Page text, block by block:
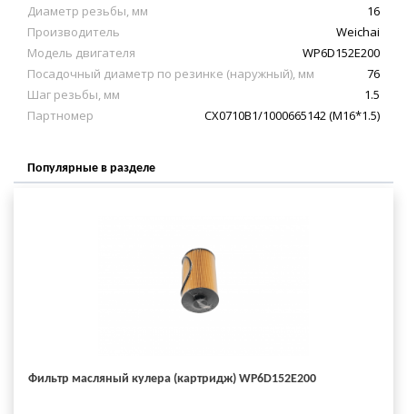
Диаметр резьбы, мм
16
Производитель
Weichai
Модель двигателя
WP6D152E200
Посадочный диаметр по резинке (наружный), мм
76
Шаг резьбы, мм
1.5
Партномер
CX0710B1/1000665142 (M16*1.5)
Популярные в разделе
Фильтр масляный кулера (картридж) WP6D152E200